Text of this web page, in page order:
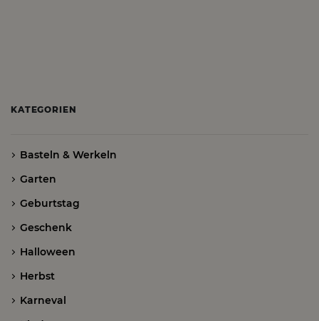
KATEGORIEN
Basteln & Werkeln
Garten
Geburtstag
Geschenk
Halloween
Herbst
Karneval